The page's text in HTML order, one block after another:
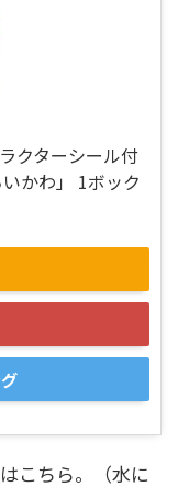
クターシール付
かわ」 1ボック
こちら。（水に